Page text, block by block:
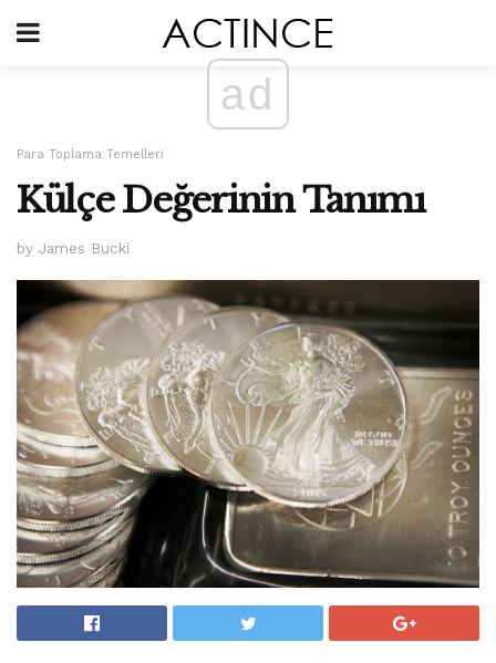
ad
Para Toplama Temelleri
Külçe Değerinin Tanımı
by James Bucki